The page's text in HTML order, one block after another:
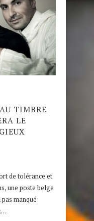
TIMBRE
LE
de tolérance et
une poste belge
manqué